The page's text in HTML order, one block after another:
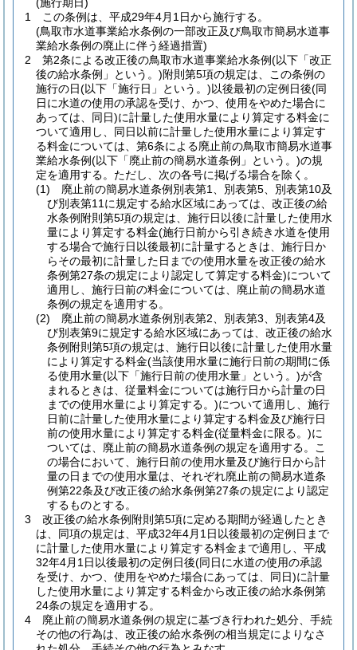
1
この条例は、平成29年4月1日から施行する。
(鳥取市水道事業給水条例の一部改正及び鳥取市簡易水道事
業給水条例の廃止に伴う経過措置)
2
第2条による改正後の鳥取市水道事業給水条例(以下「改正
後の給水条例」という。)附則第5項の規定は、この条例の
施行の日(以下「施行日」という。)以後最初の定例日後(同
日に水道の使用の承認を受け、かつ、使用をやめた場合に
あっては、同日)に計量した使用水量により算定する料金に
ついて適用し、同日以前に計量した使用水量により算定す
る料金については、第6条による廃止前の鳥取市簡易水道事
業給水条例(以下「廃止前の簡易水道条例」という。)の規
定を適用する。 ただし、次の各号に掲げる場合を除く。
(1)
廃止前の簡易水道条例別表第1、別表第5、別表第10及
び別表第11に規定する給水区域にあっては、改正後の給
水条例附則第5項の規定は、施行日以後に計量した使用水
量により算定する料金(施行日前から引き続き水道を使用
する場合で施行日以後最初に計量するときは、施行日か
らその最初に計量した日までの使用水量を改正後の給水
条例第27条の規定により認定して算定する料金)について
適用し、施行日前の料金については、廃止前の簡易水道
条例の規定を適用する。
(2)
廃止前の簡易水道条例別表第2、別表第3、別表第4及
び別表第9に規定する給水区域にあっては、改正後の給水
条例附則第5項の規定は、施行日以後に計量した使用水量
により算定する料金(当該使用水量に施行日前の期間に係
る使用水量(以下「施行日前の使用水量」という。)が含
まれるときは、従量料金については施行日から計量の日
までの使用水量により算定する。)について適用し、施行
日前に計量した使用水量により算定する料金及び施行日
前の使用水量により算定する料金(従量料金に限る。)に
ついては、廃止前の簡易水道条例の規定を適用する。
こ
の場合において、施行日前の使用水量及び施行日から計
量の日までの使用水量は、それぞれ廃止前の簡易水道条
例第22条及び改正後の給水条例第27条の規定により認定
するものとする。
3
改正後の給水条例附則第5項に定める期間が経過したとき
は、同項の規定は、平成32年4月1日以後最初の定例日まで
に計量した使用水量により算定する料金まで適用し、平成
32年4月1日以後最初の定例日後(同日に水道の使用の承認
を受け、かつ、使用をやめた場合にあっては、同日)に計量
した使用水量により算定する料金から改正後の給水条例第
24条の規定を適用する。
4
廃止前の簡易水道条例の規定に基づき行われた処分、手続
その他の行為は、改正後の給水条例の相当規定によりなさ